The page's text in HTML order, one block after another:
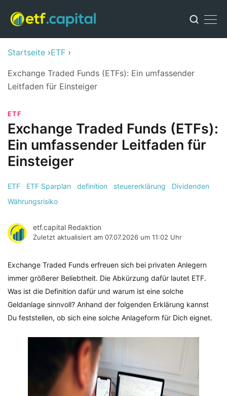
Startseite ETF
Exchange Traded Funds (ETFs): Ein umfassender
Leitfaden für Einsteiger
ETF
Exchange Traded Funds (ETFs):
Ein umfassender Leitfaden für
Einsteiger
ETF ETF Sparplan definition steuererklärung
Dividenden
Währungsrisiko
etf.capital Redaktion
Zuletzt aktualisiert am 07.07.2026 um 11:02 Uhr
Exchange Traded Funds erfreuen sich bei privaten Anlegern
immer größerer Beliebtheit. Die Abkürzung dafür lautet ETF.
Was ist die Definition dafür und warum ist eine solche
Geldanlage sinnvoll? Anhand der folgenden Erklärung kannst
Du feststellen, ob sich eine solche Anlageform für Dich eignet.